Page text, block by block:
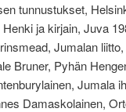
tunnustukset,
ja kirjain, Juva
Jumalan
Bruner, Pyhän
Jumala
Damaskolainen,